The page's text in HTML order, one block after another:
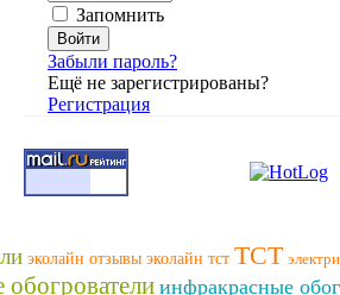
Запомнить
Забыли пароль?
Ещё не зарегистрированы?
Регистрация
эколайн отзывы эколайн тст ТСТ
инфракрасные